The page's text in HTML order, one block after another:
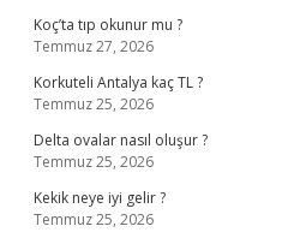
Koç’ta tıp okunur mu ?
Temmuz 27, 2026
Korkuteli Antalya kaç TL ?
Temmuz 25, 2026
Delta ovalar nasıl oluşur ?
Temmuz 25, 2026
Kekik neye iyi gelir ?
Temmuz 25, 2026